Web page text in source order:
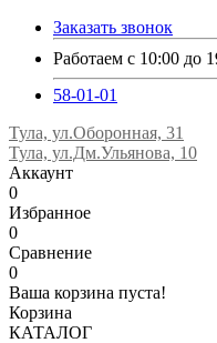
Заказать звонок
Работаем с 10:00 до
58-01-01
Тула, ул.Оборонная, 31
Тула, ул.Дм.Ульянова, 10
Аккаунт
0
Избранное
0
Сравнение
0
Ваша корзина пуста!
Корзина
КАТАЛОГ